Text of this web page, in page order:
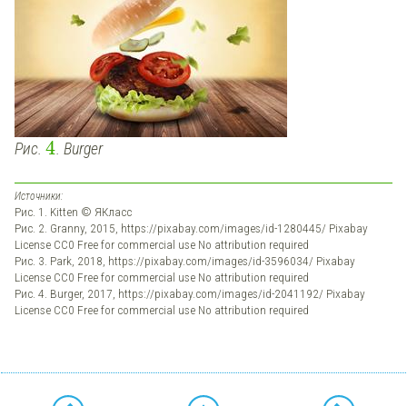
Рис. 4 . Burger
Источники:
Рис. 1. Kitten © ЯКласс
Рис. 2. Granny, 2015, https://pixabay.com/images/id-1280445/ Pixabay
License CC0 Free for commercial use No attribution required
Рис. 3. Park, 2018, https://pixabay.com/images/id-3596034/ Pixabay
License CC0 Free for commercial use No attribution required
Рис. 4. Burger, 2017, https://pixabay.com/images/id-2041192/ Pixabay
License CC0 Free for commercial use No attribution required